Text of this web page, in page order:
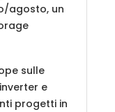
agosto, un
sulle
e
progetti in